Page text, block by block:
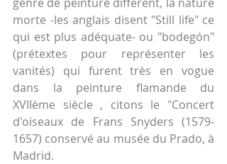
morte -les anglais disent "Still life" ce
qui est plus adéquate- ou "bodegón"
(prétextes pour représenter les
vanités) qui furent très en vogue
dans la peinture flamande du
XVIIème siècle , citons le "Concert
d'oiseaux de Frans Snyders (1579-
1657) conservé au musée du Prado, à
Madrid.